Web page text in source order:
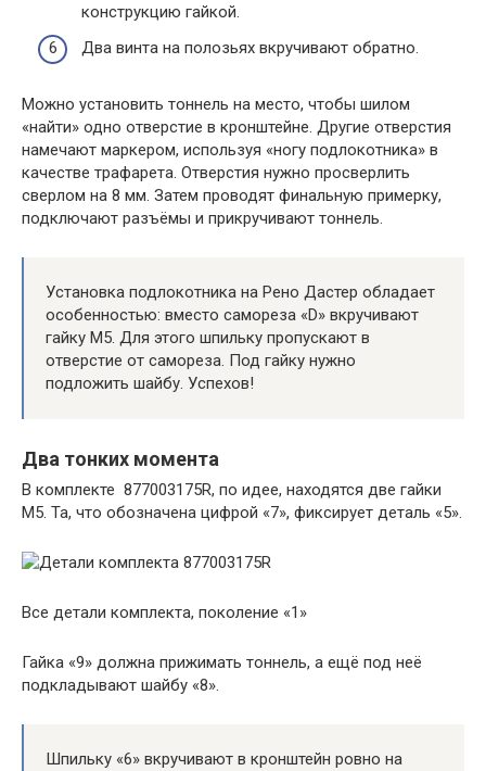
конструкцию гайкой.
Два винта на полозьях вкручивают обратно.
Можно установить тоннель на место, чтобы шилом
«найти» одно отверстие в кронштейне. Другие отверстия
намечают маркером, используя «ногу подлокотника» в
качестве трафарета. Отверстия нужно просверлить
сверлом на 8 мм. Затем проводят финальную примерку,
подключают разъёмы и прикручивают тоннель.
Установка подлокотника на Рено Дастер обладает
особенностью: вместо самореза «D» вкручивают
гайку М5. Для этого шпильку пропускают в
отверстие от самореза. Под гайку нужно
подложить шайбу. Успехов!
Два тонких момента
В комплекте 877003175R, по идее, находятся две гайки
М5. Та, что обозначена цифрой «7», фиксирует деталь «5».
Все детали комплекта, поколение «1»
Гайка «9» должна прижимать тоннель, а ещё под неё
подкладывают шайбу «8».
Шпильку «6» вкручивают в кронштейн ровно на